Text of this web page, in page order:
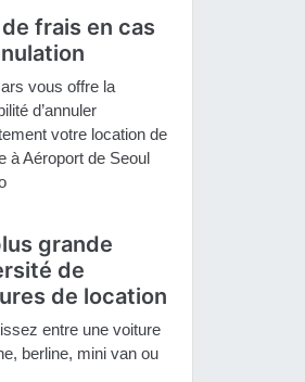
de frais en cas
vous offre la
d’annuler
votre location de
à Aéroport de Seoul
grande
de
de location
entre une voiture
berline, mini van ou